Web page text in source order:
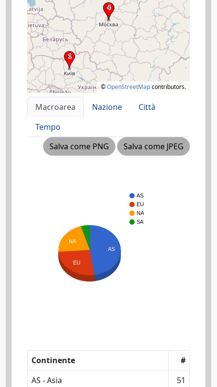
©OpenStreetMapcontributors.
Macroarea Nazione
Città
Tempo
Salva come PNG
Salva come JPEG
AS
EU
NA
SA
AS
NA
EU
Continente
#
AS - Asia
51